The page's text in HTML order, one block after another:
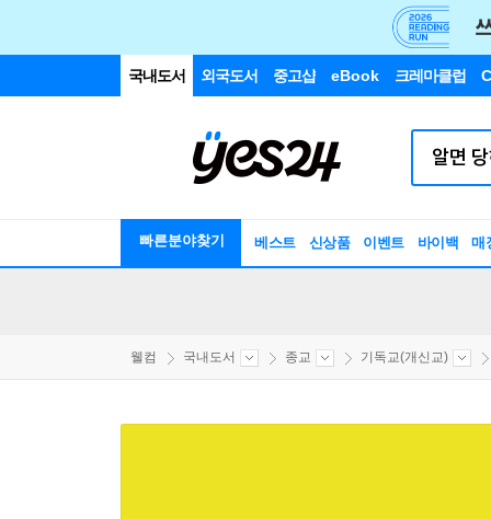
국내도서 외국도서 중고샵 eBook 크레마클럽
빠른분야찾기 베스트 신상품 이벤트 바이백 매
웰컴 국내도서 종교 기독교(개신교)